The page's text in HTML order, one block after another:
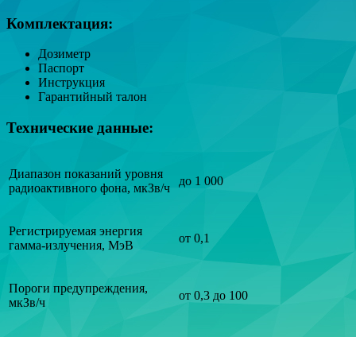
Комплектация:
Дозиметр
Паспорт
Инструкция
Гарантийный талон
Технические данные:
Диапазон показаний уровня
радиоактивного фона, мкЗв/ч
до 1 000
Регистрируемая энергия
гамма-излучения, МэВ
от 0,1
Пороги предупреждения,
мкЗв/ч
от 0,3 до 100